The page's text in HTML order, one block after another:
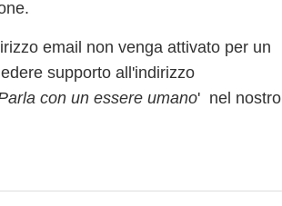
email non venga attivato per un
supporto all'indirizzo
con un essere umano' nel nostro